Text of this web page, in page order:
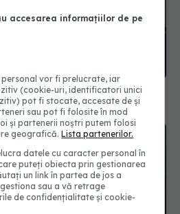
la Academia de Sănătate
accesarea informațiilor de pe
vor fi prelucrate, iar
(cookie-uri, identificatori unici
pot fi stocate, accesate de și
sau pot fi folosite în mod
și partenerii noștri putem folosi
geografică.Lista partenerilor.
datele cu caracter personal în
puteți obiecta prin gestionarea
un link în partea de jos a
sau a vă retrage
de confidențialitate și cookie-